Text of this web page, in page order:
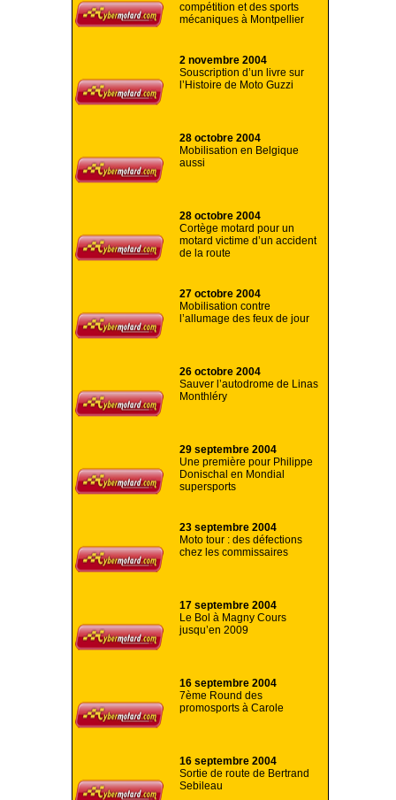
compétition et des sports
mécaniques à Montpellier
2 novembre 2004
Souscription d’un livre sur
l’Histoire de Moto Guzzi
28 octobre 2004
Mobilisation en Belgique
aussi
28 octobre 2004
Cortège motard pour un
motard victime d’un accident
de la route
27 octobre 2004
Mobilisation contre
l’allumage des feux de jour
26 octobre 2004
Sauver l’autodrome de Linas
Monthléry
29 septembre 2004
Une première pour Philippe
Donischal en Mondial
supersports
23 septembre 2004
Moto tour : des défections
chez les commissaires
17 septembre 2004
Le Bol à Magny Cours
jusqu’en 2009
16 septembre 2004
7ème Round des
promosports à Carole
16 septembre 2004
Sortie de route de Bertrand
Sebileau